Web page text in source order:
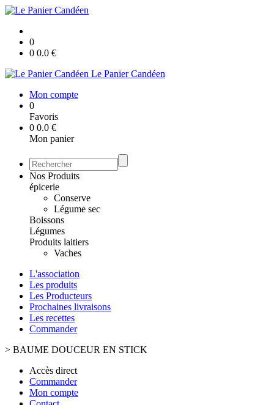
0
0 0.0 €
Le Panier Candéen
Mon compte
0
Favoris
0 0.0 €
Mon panier
Nos Produits
épicerie
Conserve
Légume sec
Boissons
Légumes
Produits laitiers
Vaches
L'association
Les produits
Les Producteurs
Prochaines livraisons
Les recettes
Commander
> BAUME DOUCEUR EN STICK
Accès direct
Commander
Mon compte